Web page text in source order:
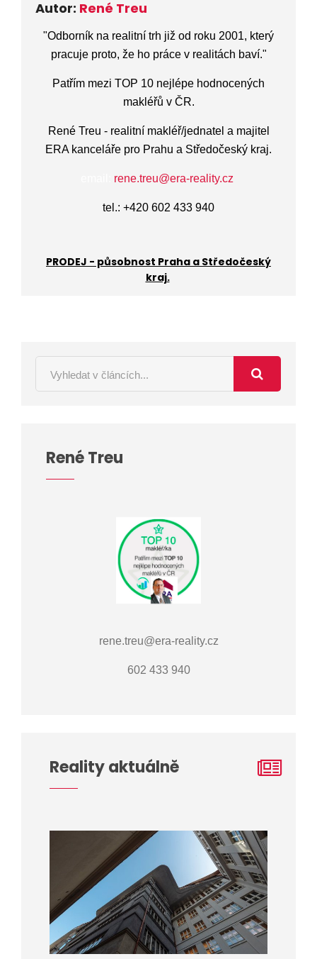
Autor: René Treu
"Odborník na realitní trh již od roku 2001, který
pracuje proto, že ho práce v realitách baví."
Patřím mezi TOP 10 nejlépe hodnocených
makléřů v ČR.
René Treu - realitní makléř/jednatel a majitel
ERA kanceláře pro Prahu a Středočeský kraj.
rene.treu@era-reality.cz
tel.: +420 602 433 940
PRODEJ - působnost Praha a Středočeský
kraj.
René Treu
rene.treu@era-reality.cz
602 433 940
Reality aktuálně